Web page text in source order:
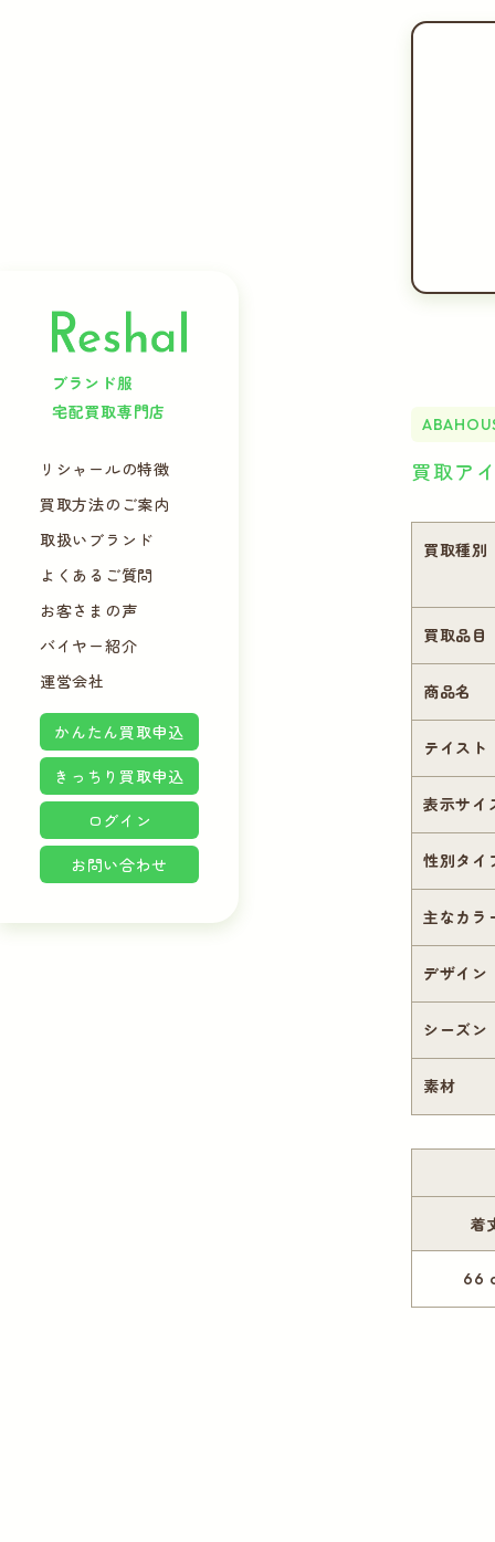
ブランド服
宅配買取専門店
リシャールの特徴
買取方法のご案内
取扱いブランド
よくあるご質問
お客さまの声
バイヤー紹介
運営会社
かんたん買取申込
きっちり買取申込
ログイン
お問い合わせ
買取ア
買取種別
買取品目
商品名
テイスト
表示サイ
性別タイ
主なカラ
デザイン
シーズン
素材
着
66